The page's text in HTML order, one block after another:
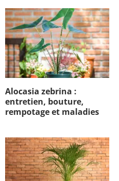
Alocasia zebrina :
entretien, bouture,
rempotage et maladies